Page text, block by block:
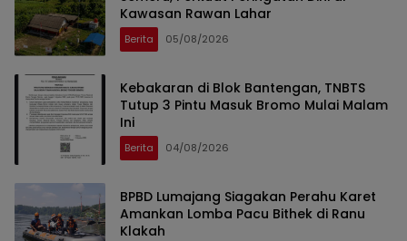
Kawasan Rawan Lahar
Berita 05/08/2026
Kebakaran di Blok Bantengan, TNBTS
Tutup 3 Pintu Masuk Bromo Mulai Malam
Ini
Berita 04/08/2026
BPBD Lumajang Siagakan Perahu Karet
Amankan Lomba Pacu Bithek di Ranu
Klakah